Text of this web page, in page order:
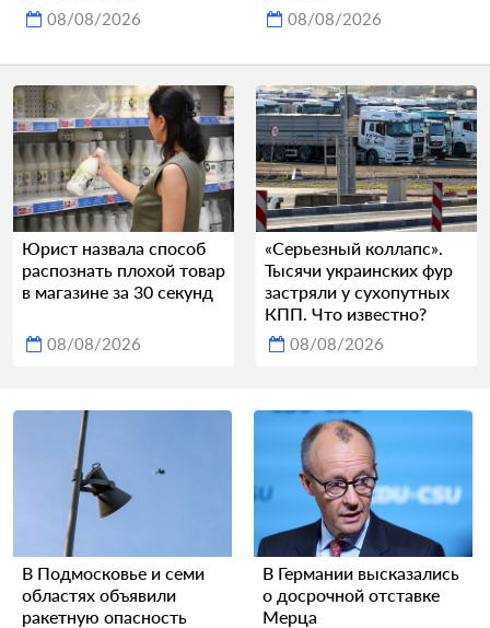
08/08/2026 08/08/2026
Юрист назвала способ
распознать плохой товар
в магазине за 30 секунд
08/08/2026
«Серьезный коллапс».
Тысячи украинских фур
застряли у сухопутных
КПП. Что известно?
08/08/2026
В Подмосковье и семи
областях объявили
ракетную опасность
В Германии высказались
о досрочной отставке
Мерца